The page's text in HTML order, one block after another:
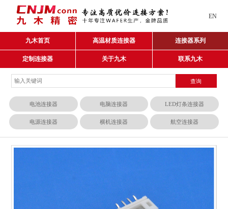
EN
九木首页 高温材质连接器 连接器系列
定制连接器 关于九木 联系九木
电池连接器 电脑连接器 LED灯条连接器
电源连接器 横机连接器 航空连接器